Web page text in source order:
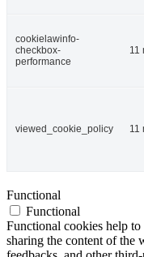
cookielawinfo-
checkbox-
performance
11
viewed_cookie_policy 11
Functional
Functional
Functional cookies help
sharing the content of the